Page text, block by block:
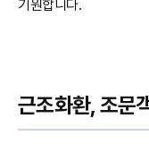
기원합니다.
근조화환, 조문